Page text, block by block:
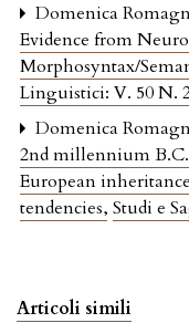
Domenica
Evidence from
Morphosyntax/
Linguistici: V. 50 N.
Domenica
2nd millennium
European
tendencies, Studi e
Articoli simili